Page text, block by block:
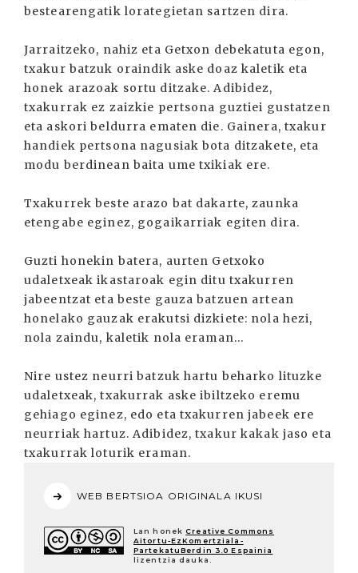
bestearengatik lorategietan sartzen dira.
Jarraitzeko, nahiz eta Getxon debekatuta egon,
txakur batzuk oraindik aske doaz kaletik eta
honek arazoak sortu ditzake. Adibidez,
txakurrak ez zaizkie pertsona guztiei gustatzen
eta askori beldurra ematen die. Gainera, txakur
handiek pertsona nagusiak bota ditzakete, eta
modu berdinean baita ume txikiak ere.
Txakurrek beste arazo bat dakarte, zaunka
etengabe eginez, gogaikarriak egiten dira.
Guzti honekin batera, aurten Getxoko
udaletxeak ikastaroak egin ditu txakurren
jabeentzat eta beste gauza batzuen artean
honelako gauzak erakutsi dizkiete: nola hezi,
nola zaindu, kaletik nola eraman...
Nire ustez neurri batzuk hartu beharko lituzke
udaletxeak, txakurrak aske ibiltzeko eremu
gehiago eginez, edo eta txakurren jabeek ere
neurriak hartuz. Adibidez, txakur kakak jaso eta
txakurrak loturik eraman.
WEB BERTSIOA ORIGINALA IKUSI
Lan honek Creative Commons
Aitortu-EzKomertziala-
PartekatuBerdin 3.0 Espainia
lizentzia dauka.